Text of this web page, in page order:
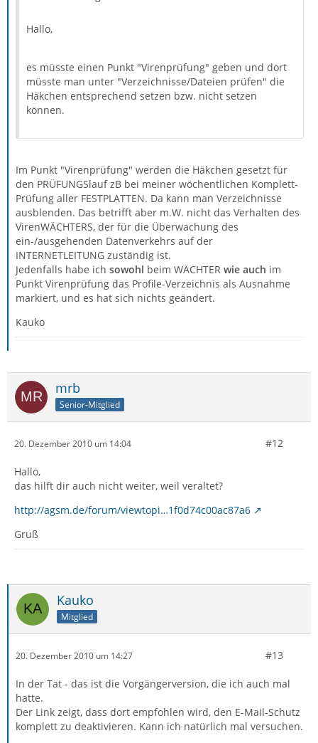
Hallo,
es müsste einen Punkt "Virenprüfung" geben und dort
müsste man unter "Verzeichnisse/Dateien prüfen" die
Häkchen entsprechend setzen bzw. nicht setzen
können.
Im Punkt "Virenprüfung" werden die Häkchen gesetzt für
den PRÜFUNGSlauf zB bei meiner wöchentlichen Komplett-
Prüfung aller FESTPLATTEN. Da kann man Verzeichnisse
ausblenden. Das betrifft aber m.W. nicht das Verhalten des
VirenWÄCHTERS, der für die Überwachung des
ein-/ausgehenden Datenverkehrs auf der
INTERNETLEITUNG zuständig ist.
Jedenfalls habe ich sowohl beim WÄCHTER wie auch im
Punkt Virenprüfung das Profile-Verzeichnis als Ausnahme
markiert, und es hat sich nichts geändert.
Kauko
mrb
Senior-Mitglied
20. Dezember 2010 um 14:04 #12
Hallo,
das hilft dir auch nicht weiter, weil veraltet?
http://agsm.de/forum/viewtopi…1f0d74c00ac87a6
Gruß
Kauko
Mitglied
20. Dezember 2010 um 14:27 #13
In der Tat - das ist die Vorgängerversion, die ich auch mal
hatte.
Der Link zeigt, dass dort empfohlen wird, den E-Mail-Schutz
komplett zu deaktivieren. Kann ich natürlich mal versuchen.